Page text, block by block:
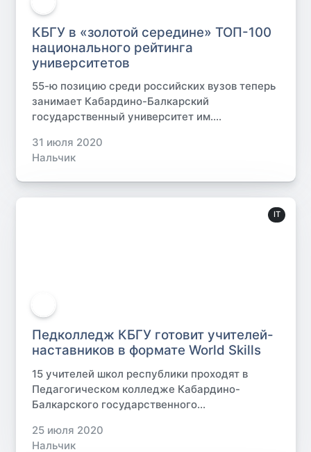
КБГУ в «золотой середине» ТОП-100
национального рейтинга
университетов
55-ю позицию среди российских вузов теперь
занимает Кабардино-Балкарский
государственный университет им....
31 июля 2020
Нальчик
IT
Педколледж КБГУ готовит учителей-
наставников в формате World Skills
15 учителей школ республики проходят в
Педагогическом колледже Кабардино-
Балкарского государственного...
25 июля 2020
Нальчик